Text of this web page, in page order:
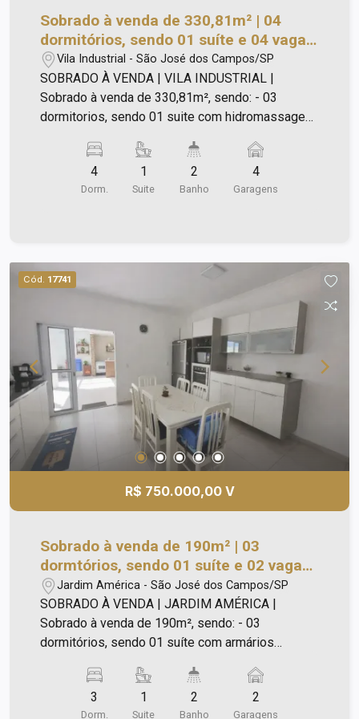
Sobrado à venda de 330,81m² | 04
dormitórios, sendo 01 suíte e 04 vagas
de garagem | Vila Industrial | São José
dos Campos |
Vila Industrial - São José dos Campos/SP
SOBRADO À VENDA | VILA INDUSTRIAL |
Sobrado à venda de 330,81m², sendo: - 03
dormitorios, sendo 01 suite com hidromassagem;
idela para escritorio, hospede ou suite master; -
Sala - Cozinha - Copa ampla podendo se dividir
em 2 ambientes - Lavanderia - Churrasqueira. -
4
Dorm.
1
Suite
2
Banho
4
Garagens
Cód. 17741
R$ 750.000,00 V
Sobrado à venda de 190m² | 03
dormtórios, sendo 01 suíte e 02 vagas
de garagem | Jardim América | São
José dos Campos |
Jardim América - São José dos Campos/SP
SOBRADO À VENDA | JARDIM AMÉRICA |
Sobrado à venda de 190m², sendo: - 03
dormitórios, sendo 01 suíte com armários
completa com cooktop, forno e armários
planejados; - Área gourmet com balcão e
3
Dorm.
1
Suite
2
Banho
2
Garagens